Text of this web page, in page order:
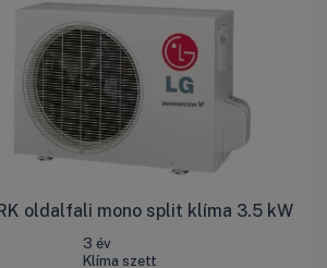
oldalfali mono split klíma 3.5 kW
3 év
Klíma szett